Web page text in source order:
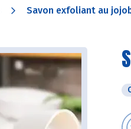
Savon exfoliant au